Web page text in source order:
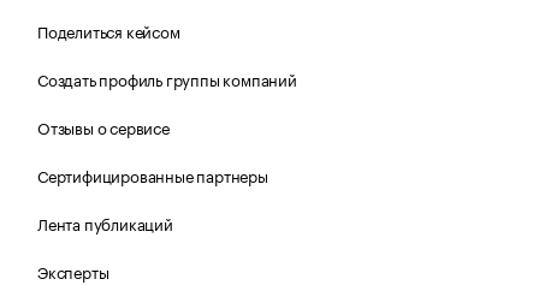
Поделиться кейсом
Создать профиль группы компаний
Отзывы о сервисе
Сертифицированные партнеры
Лента публикаций
Эксперты